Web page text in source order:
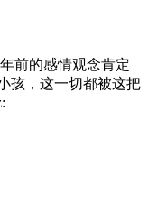
前的感情观念肯定
孩，这一切都被这把